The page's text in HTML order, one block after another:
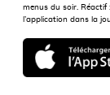
menus du soir. Réactif
l’application dans la